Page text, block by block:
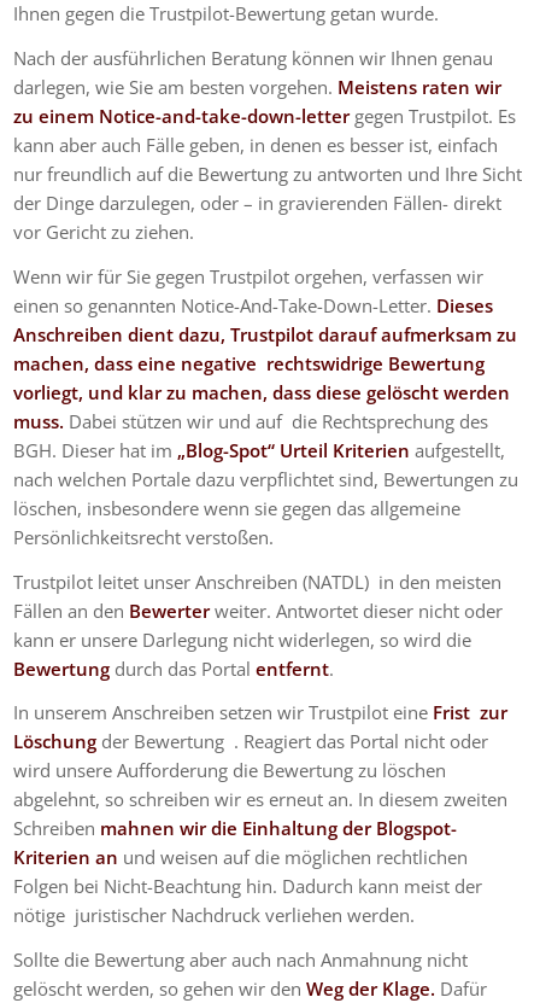
Ihnen gegen die Trustpilot-Bewertung getan wurde.
Nach der ausführlichen Beratung können wir Ihnen genau
darlegen, wie Sie am besten vorgehen. Meistens raten wir
zu einem Notice-and-take-down-lettergegen Trustpilot. Es
kann aber auch Fälle geben, in denen es besser ist, einfach
nur freundlich auf die Bewertung zu antworten und Ihre Sicht
der Dinge darzulegen, oder – in gravierenden Fällen- direkt
vor Gericht zu ziehen.
Wenn wir für Sie gegen Trustpilot orgehen, verfassen wir
einen so genannten Notice-And-Take-Down-Letter. Dieses
Anschreiben dient dazu, Trustpilot darauf aufmerksam zu
machen, dass eine negative rechtswidrige Bewertung
vorliegt, und klar zu machen, dass diese gelöscht werden
muss. Dabei stützen wir und auf die Rechtsprechung des
BGH. Dieser hat im „Blog-Spot“ Urteil Kriterien aufgestellt,
nach welchen Portale dazu verpflichtet sind, Bewertungen zu
löschen, insbesondere wenn sie gegen das allgemeine
Persönlichkeitsrecht verstoßen.
Trustpilot leitet unser Anschreiben (NATDL) in den meisten
Fällen an den Bewerterweiter. Antwortet dieser nicht oder
kann er unsere Darlegung nicht widerlegen, so wird die
Bewertung durch das Portalentfernt.
In unserem Anschreiben setzen wir Trustpilot eine Frist zur
Löschung der Bewertung . Reagiert das Portal nicht oder
wird unsere Aufforderung die Bewertung zu löschen
abgelehnt, so schreiben wir es erneut an. In diesem zweiten
Schreiben mahnen wir die Einhaltung der Blogspot-
Kriterien an und weisen auf die möglichen rechtlichen
Folgen bei Nicht-Beachtung hin. Dadurch kann meist der
nötige juristischer Nachdruck verliehen werden.
Sollte die Bewertung aber auch nach Anmahnung nicht
gelöscht werden, so gehen wir denWeg der Klage. Dafür